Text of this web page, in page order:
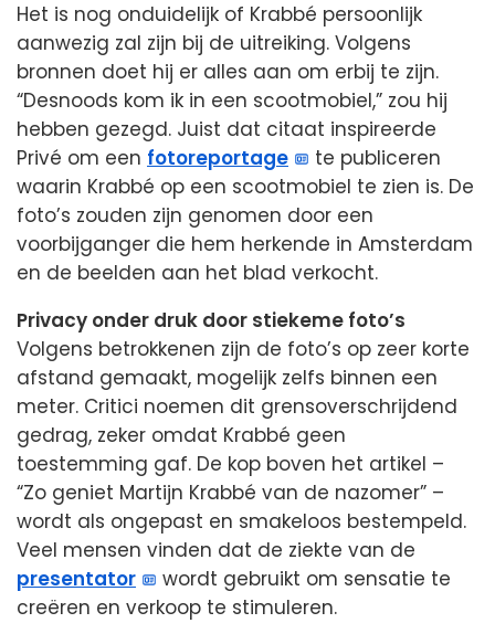
Het is nog onduidelijk of Krabbé persoonlijk
aanwezig zal zijn bij de uitreiking. Volgens
bronnen doet hij er alles aan om erbij te zijn.
“Desnoods kom ik in een scootmobiel,” zou hij
hebben gezegd. Juist dat citaat inspireerde
Privé om een fotoreportage
te publiceren
waarin Krabbé op een scootmobiel te zien is. De
foto’s zouden zijn genomen door een
voorbijganger die hem herkende in Amsterdam
en de beelden aan het blad verkocht.
Privacy onder druk door stiekeme foto’s
Volgens betrokkenen zijn de foto’s op zeer korte
afstand gemaakt, mogelijk zelfs binnen een
meter. Critici noemen dit grensoverschrijdend
gedrag, zeker omdat Krabbé geen
toestemming gaf. De kop boven het artikel –
“Zo geniet Martijn Krabbé van de nazomer” –
wordt als ongepast en smakeloos bestempeld.
Veel mensen vinden dat de ziekte van de
presentator
wordt gebruikt om sensatie te
creëren en verkoop te stimuleren.